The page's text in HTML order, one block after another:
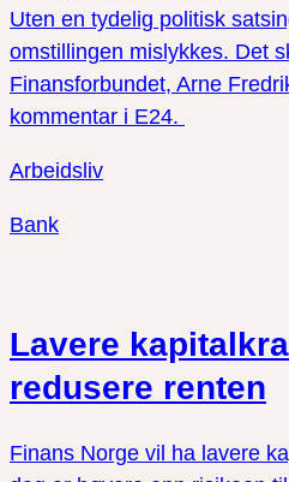
Uten en tydelig politisk
omstillingen mislykkes. Det
Finansforbundet, Arne
kommentar i E24.
Arbeidsliv
Bank
Lavere
redusere renten
Finans Norge vil ha lavere